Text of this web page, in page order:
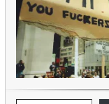
Saisissez votre adresse e-mail…